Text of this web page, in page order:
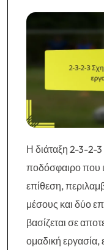
Η διάταξη 2-3-2-3
ποδόσφαιρο που
επίθεση,
μέσους και δύο
βασίζεται σε
ομαδική εργασία,